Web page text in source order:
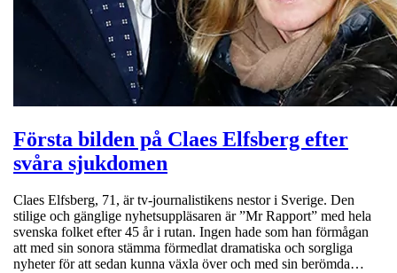
Första bilden på Claes Elfsberg efter
svåra sjukdomen
Claes Elfsberg, 71, är tv-journalistikens nestor i Sverige. Den
stilige och gänglige nyhetsuppläsaren är ”Mr Rapport” med hela
svenska folket efter 45 år i rutan. Ingen hade som han förmågan
att med sin sonora stämma förmedlat dramatiska och sorgliga
nyheter för att sedan kunna växla över och med sin berömda…